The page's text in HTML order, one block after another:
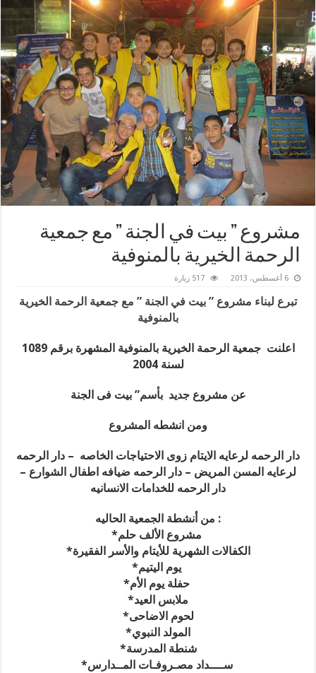
مشروع ” بيت في الجنة ” مع جمعية
الرحمة الخيرية بالمنوفية
6 أغسطس، 2013 517 زيارة
تبرع لبناء مشروع ” بيت في الجنة ” مع جمعية الرحمة الخيرية
بالمنوفية
اعلنت جمعية الرحمة الخيرية بالمنوفية المشهرة برقم 1089
لسنة 2004
عن مشروع جديد بأسم” بيت فى الجنة
ومن انشطه المشروع
دار الرحمه لرعايه الايتام زوى الاحتياجات الخاصه – دار الرحمه
لرعايه المسن المريض – دار الرحمه ضيافه اطفال الشوارع –
دار الرحمه للخدامات الانسانيه
من أنشطة الجمعية الحاليه :
*الكفالات الشهرية للأيتام والأسر الفقيرة
*ملابس العيد
*لحوم الاضاحى
*المولد النبوي
*شنطة المدرسة